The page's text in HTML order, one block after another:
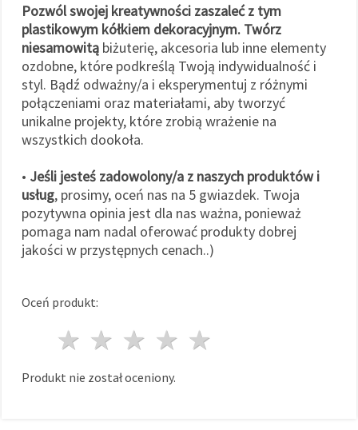
Pozwól swojej kreatywności zaszaleć z tym
plastikowym kółkiem dekoracyjnym. Twórz
niesamowitą biżuterię, akcesoria lub inne elementy
ozdobne, które podkreślą Twoją indywidualność i
styl. Bądź odważny/a i eksperymentuj z różnymi
połączeniami oraz materiałami, aby tworzyć
unikalne projekty, które zrobią wrażenie na
wszystkich dookoła.
• Jeśli jesteś zadowolony/a z naszych produktów i
usług, prosimy, oceń nas na 5 gwiazdek. Twoja
pozytywna opinia jest dla nas ważna, ponieważ
pomaga nam nadal oferować produkty dobrej
jakości w przystępnych cenach..)
Oceń produkt:
4 gwiazdy
3 gwiazdy
2 gwiazdy
1 gwiazda
Produkt nie został oceniony.